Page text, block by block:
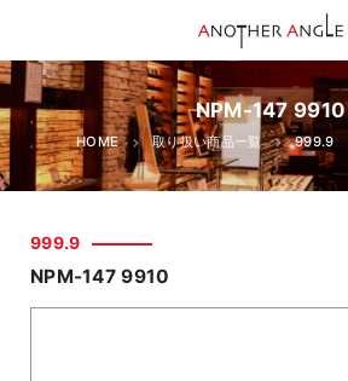
NPM-147 9910
HOME 取り扱い商品一覧 999.9
999.9
NPM-147 9910